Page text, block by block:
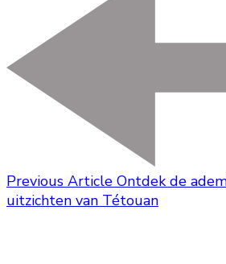
Previous Article Ontdek de
uitzichten van Tétouan